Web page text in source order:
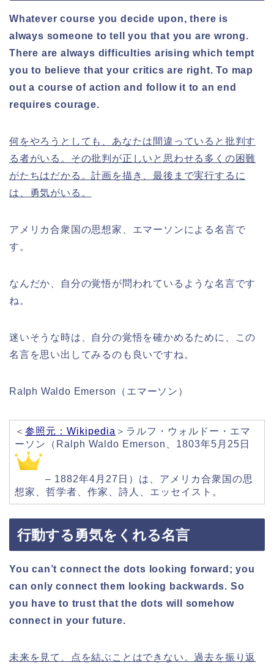
Whatever course you decide upon, there is
always someone to tell you that you are wrong.
There are always difficulties arising which tempt
you to believe that your critics are right. To map
out a course of action and follow it to an end
requires courage.
何をやろうとしても、あなたは間違っていると批判す
る者がいる。その批判が正しいと思わせる多くの困難
がたちはだかる。計画を描き、最後まで実行するに
は、勇気がいる。
アメリカ合衆国の思想家、エマーソンによる名言で
す。
なんだか、自分の覚悟が問われているような名言です
ね。
迷いそうな時は、自分の覚悟を確かめるために、この
名言を思い出してみるのも良いですね。
Ralph Waldo Emerson（エマーソン）
＜ 参照元：Wikipedia ＞ラルフ・ウォルドー・エマ
ーソン（Ralph Waldo Emerson、1803年5月25日
– 1882年4月27日）は、アメリカ合衆国の思
想家、哲学者、作家、詩人、エッセイスト。
行動する勇気をくれる名言
You can’t connect the dots looking forward; you
can only connect them looking backwards. So
you have to trust that the dots will somehow
connect in your future.
未来を見て、点を結ぶことはできない。過去を振り返